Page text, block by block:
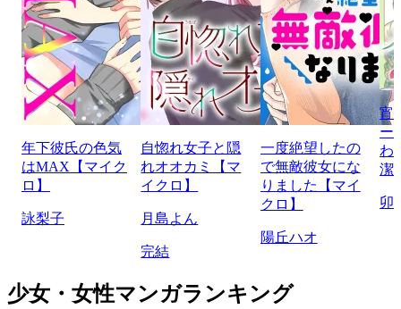
年下彼氏の色気
はMAX【マイク
ロ】
詠梨子
自惚れ女子と隠
れオオカミ【マ
イクロ】
月島よん
完結
一度絶望したの
で無敵彼女にな
りました【マイ
クロ】
陽丘ハオ
宵
ー
わ
潔
卯
少女・女性マンガランキング